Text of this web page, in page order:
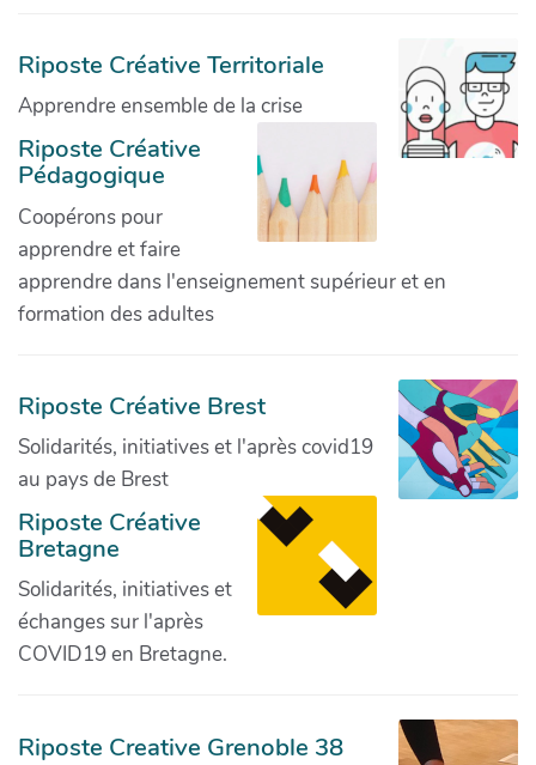
Riposte Créative Territoriale
Apprendre ensemble de la crise
Riposte Créative
Pédagogique
Coopérons pour
apprendre et faire
apprendre dans l'enseignement supérieur et en
formation des adultes
Riposte Créative Brest
Solidarités, initiatives et l'après covid19
au pays de Brest
Riposte Créative
Bretagne
Solidarités, initiatives et
échanges sur l'après
COVID19 en Bretagne.
Riposte Creative Grenoble 38